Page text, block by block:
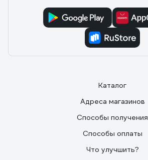
Каталог
Адреса магазинов
Способы получения
Способы оплаты
Что улучшить?